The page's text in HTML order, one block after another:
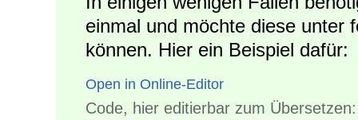
einmal und möchte diese unter
können. Hier ein Beispiel dafür:
Open in Online-Editor
Code, hier editierbar zum Übersetzen: